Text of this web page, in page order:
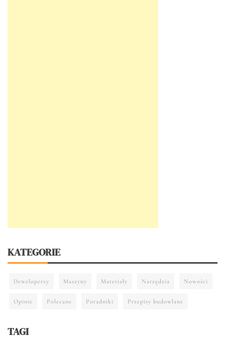
KATEGORIE
Deweloperzy Maszyny Materiały Narzędzia Nowości
Opinie Polecane Poradniki Przepisy budowlane
TAGI